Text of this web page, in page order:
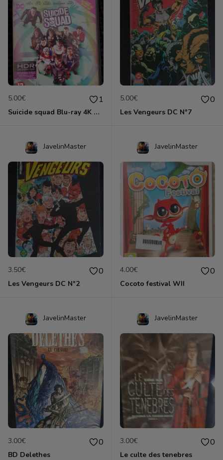
5.00€ 1
Suicide squad Blu-ray 4K ultra HD
5.00€ 0
Les Vengeurs DC N°7
JavelinMaster
3.50€ 0
Les Vengeurs DC N°2
JavelinMaster
4.00€ 0
Cocoto festival WII
JavelinMaster
3.00€ 0
BD Delethes
JavelinMaster
3.00€ 0
Le culte des tenebres